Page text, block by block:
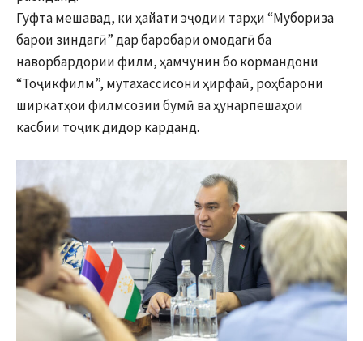
Гуфта мешавад, ки ҳайати эҷодии тарҳи “Мубориза
барои зиндагӣ” дар баробари омодагӣ ба
наворбардории филм, ҳамчунин бо кормандони
“Тоҷикфилм”, мутахассисони ҳирфаӣ, роҳбарони
ширкатҳои филмсозии бумӣ ва ҳунарпешаҳои
касбии тоҷик дидор карданд.